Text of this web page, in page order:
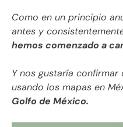
Como en un principio
antes y
hemos comenzado a
Y nos gustaría confirmar
usando los mapas en
Golfo de México.